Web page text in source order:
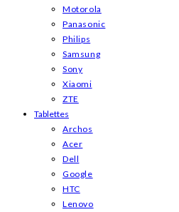
Motorola
Panasonic
Philips
Samsung
Sony
Xiaomi
ZTE
Tablettes
Archos
Acer
Dell
Google
HTC
Lenovo